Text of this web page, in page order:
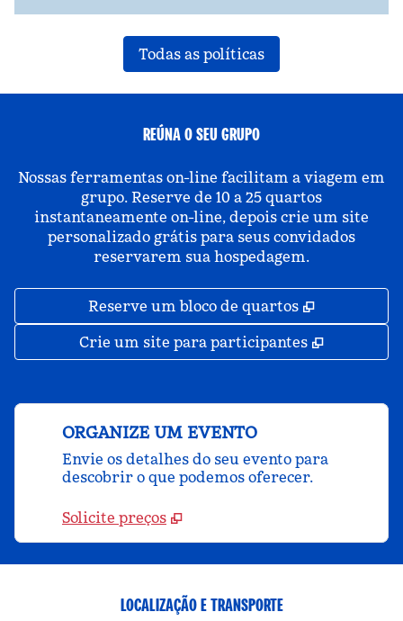
Todas as políticas
REÚNA O SEU GRUPO
Nossas ferramentas on-line facilitam a viagem em
grupo. Reserve de 10 a 25 quartos
instantaneamente on-line, depois crie um site
personalizado grátis para seus convidados
reservarem sua hospedagem.
Reserve um bloco de quartos ,
Crie um site para participantes ,
ORGANIZE UM EVENTO
Envie os detalhes do seu evento para
descobrir o que podemos oferecer.
Solicite preços
LOCALIZAÇÃO E TRANSPORTE